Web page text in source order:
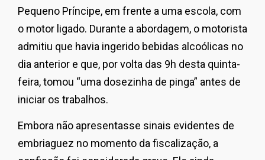
Pequeno Príncipe, em frente a uma escola, com
o motor ligado. Durante a abordagem, o motorista
admitiu que havia ingerido bebidas alcoólicas no
dia anterior e que, por volta das 9h desta quinta-
feira, tomou “uma dosezinha de pinga” antes de
iniciar os trabalhos.
Embora não apresentasse sinais evidentes de
embriaguez no momento da fiscalização, a